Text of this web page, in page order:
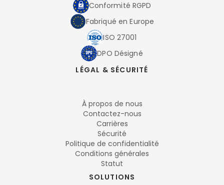
Conformité RGPD
Fabriqué en Europe
ISO 27001
DPO Désigné
LÉGAL & SÉCURITÉ
À propos de nous
Contactez-nous
Carrières
Sécurité
Politique de confidentialité
Conditions générales
Statut
SOLUTIONS